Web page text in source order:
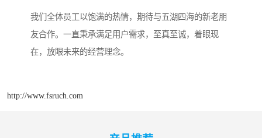
我们全体员工以饱满的热情，期待与五湖四海的新老朋
友合作。一直秉承满足用户需求，至真至诚，着眼现
在，放眼未来的经营理念。
http://www.fsruch.com